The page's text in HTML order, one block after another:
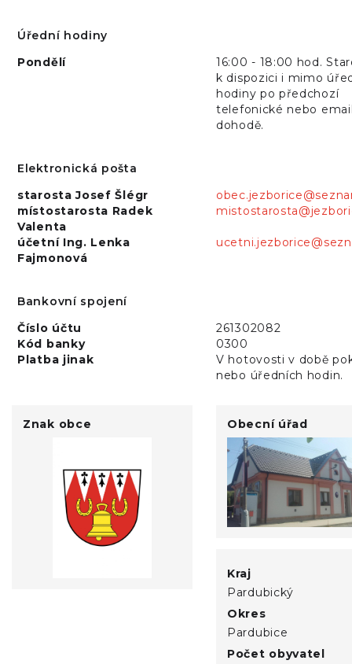
Úřední hodiny
Pondělí
16:00 - 18:00 hod.
k dispozici i mimo
hodiny po předchozí
telefonické nebo
dohodě.
Elektronická pošta
starosta Josef Šlégr
místostarosta Radek
Valenta
účetní Ing. Lenka
Fajmonová
Bankovní spojení
Číslo účtu
261302082
Kód banky
0300
Platba jinak
V hotovosti v době
nebo úředních hodin.
Znak obce Obecní úřad
Kraj
Pardubický
Okres
Pardubice
Počet obyvatel